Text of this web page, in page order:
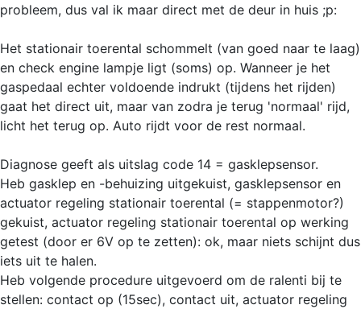
probleem, dus val ik maar direct met de deur in huis ;p:
Het stationair toerental schommelt (van goed naar te laag)
en check engine lampje ligt (soms) op. Wanneer je het
gaspedaal echter voldoende indrukt (tijdens het rijden)
gaat het direct uit, maar van zodra je terug 'normaal' rijd,
licht het terug op. Auto rijdt voor de rest normaal.
Diagnose geeft als uitslag code 14 = gasklepsensor.
Heb gasklep en -behuizing uitgekuist, gasklepsensor en
actuator regeling stationair toerental (= stappenmotor?)
gekuist, actuator regeling stationair toerental op werking
getest (door er 6V op te zetten): ok, maar niets schijnt dus
iets uit te halen.
Heb volgende procedure uitgevoerd om de ralenti bij te
stellen: contact op (15sec), contact uit, actuator regeling